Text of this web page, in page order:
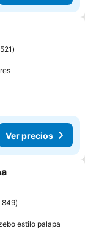
Ver precios
Ver precios
estilo palapa